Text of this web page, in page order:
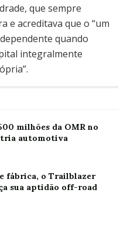
que sempre
e acreditava que o “um
quando
integralmente
milhões da OMR no
automotiva
fábrica, o Trailblazer
sua aptidão off-road